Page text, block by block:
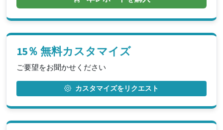
15％ 無料カスタマイズ
ご要望をお聞かせください
カスタマイズをリクエスト